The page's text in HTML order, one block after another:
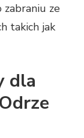
ze
takich jak
dla